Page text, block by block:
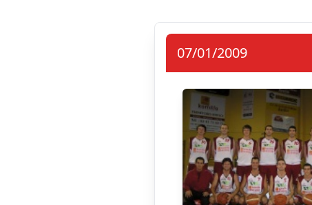
07/01/2009